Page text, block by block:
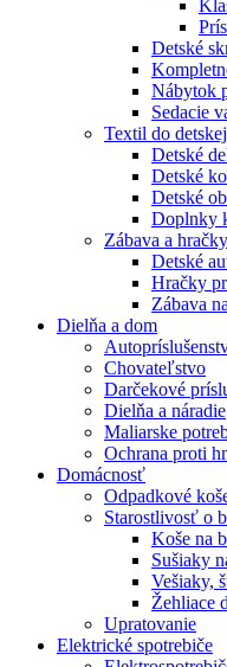
Detské
Nábytok
Sedacie
Textil do
Detské
Detské
Detské
Doplnky
Zábava a hračky
Detské
Hračky
Zábava
Dielňa a dom
Chovateľstvo
Darčekové
Dielňa a náradie
Maliarske
Ochrana proti
Domácnosť
Odpadkové
Starostlivosť o
Koše na
Sušiaky
Vešiaky,
Žehliace
Upratovanie
Elektrické spotrebiče